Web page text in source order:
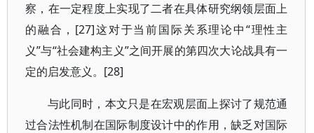
察，在一定程度上实现了二者在具体研究纲领层面上
的融合，[27]这对于当前国际关系理论中“理性主
义”与“社会建构主义”之间开展的第四次大论战具有一
定的启发意义。[28]
与此同时，本文只是在宏观层面上探讨了规范通
过合法性机制在国际制度设计中的作用，缺乏对国际